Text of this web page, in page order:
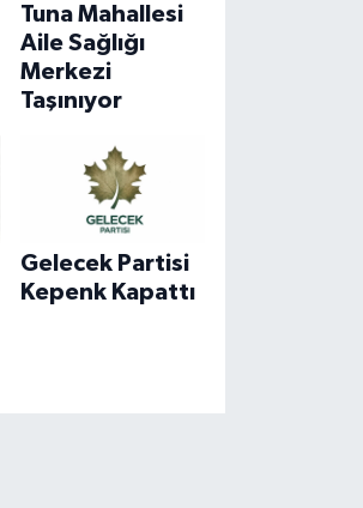
Tuna Mahallesi
Aile Sağlığı
Merkezi
Taşınıyor
Gelecek Partisi
Kepenk Kapattı